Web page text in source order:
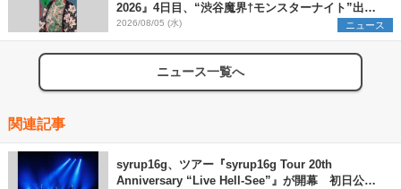
2026』4日目、“渋谷魔界†モンスターナイト”出演6
組を発表
2026/08/05 (水) ニュース
ニュース一覧へ
関連記事
syrup16g、ツアー『syrup16g Tour 20th
Anniversary “Live Hell-See”』が開幕 初日公演